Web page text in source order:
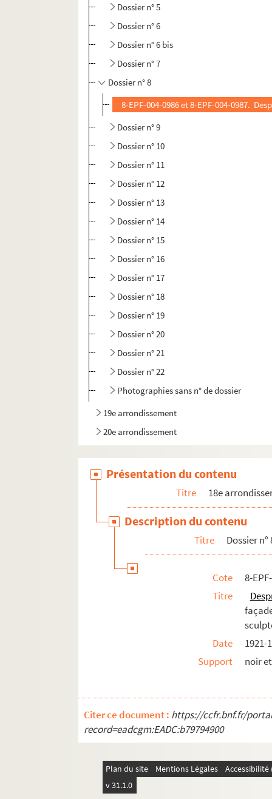
Dossier n° 5
Dossier n° 6
Dossier n° 6 bis
Dossier n° 7
Dossier n° 8
8-EPF-004-0986 et 8-EPF-004-0987.
Dossier n° 9
Dossier n° 10
Dossier n° 11
Dossier n° 12
Dossier n° 13
Dossier n° 14
Dossier n° 15
Dossier n° 16
Dossier n° 17
Dossier n° 18
Dossier n° 19
Dossier n° 20
Dossier n° 21
Dossier n° 22
Photographies sans n° de dossier
19e arrondissement
20e arrondissement
Présentation du contenu
Titre 18e
Description du contenu
Titre Dossier n°
Cote
8-
Titre
Date
1921-
Support
noir
Citer ce document : https://ccfr.bnf.fr/
record=eadcgm:EADC:b79794900
Plan du site Mentions Légales
v 31.1.0